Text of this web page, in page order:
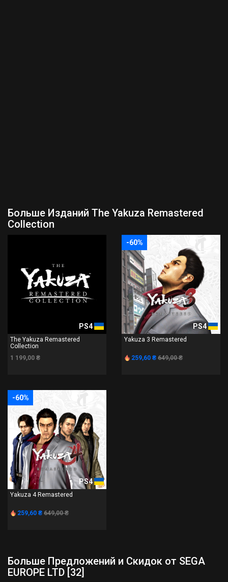
Больше Изданий The Yakuza Remastered
Collection
PS4
The Yakuza Remastered
Collection
1 199,00 ₴
-60%
PS4
Yakuza 3 Remastered
259,60 ₴ 649,00 ₴
-60%
PS4
Yakuza 4 Remastered
259,60 ₴ 649,00 ₴
Больше Предложений и Скидок от SEGA
EUROPE LTD [32]